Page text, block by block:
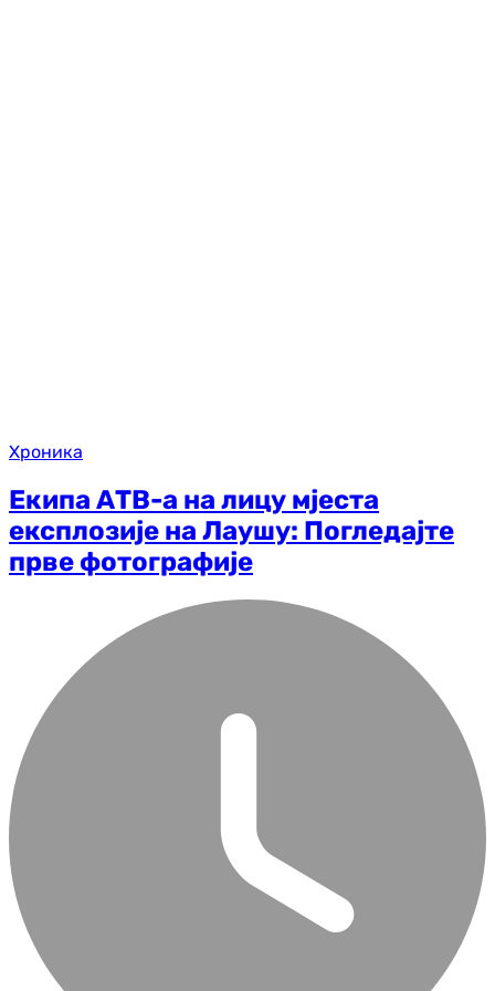
Хроника
Екипа АТВ-а на лицу мјеста
експлозије на Лаушу: Погледајте
прве фотографије